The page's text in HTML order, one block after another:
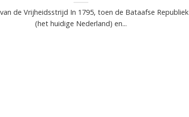
de Vrijheidsstrijd In 1795, toen de Bataafse Republiek
(het huidige Nederland) en...